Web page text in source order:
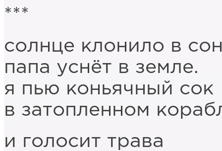
***
солнце клонило в
папа уснёт в земле.
я пью коньячный сок
в затопленном
и голосит трава